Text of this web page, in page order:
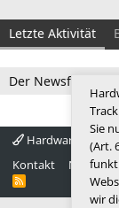
Letzte Aktivität
Der Newsfeed ist
Hardwareluxx 4.0
Kontakt
R
Sie
(Art.
wir